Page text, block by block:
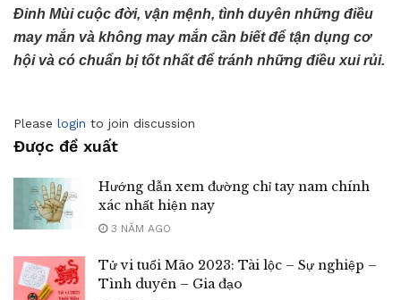
Đinh Mùi cuộc đời, vận mệnh, tình duyên những điều
may mắn và không may mắn cần biết để tận dụng cơ
hội và có chuẩn bị tốt nhất để tránh những điều xui rủi.
Please login to join discussion
Được đề xuất
Hướng dẫn xem đường chỉ tay nam chính
xác nhất hiện nay
3 NĂM AGO
Tử vi tuổi Mão 2023: Tài lộc – Sự nghiệp –
Tình duyên – Gia đạo